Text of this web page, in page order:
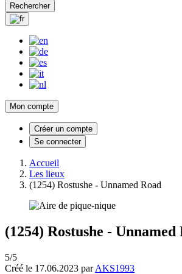
Rechercher
Mon compte
Créer un compte
Se connecter
Accueil
Les lieux
(1254) Rostushe - Unnamed Road
(1254) Rostushe - Unnamed
5/5
Créé le 17.06.2023 parAKS1993